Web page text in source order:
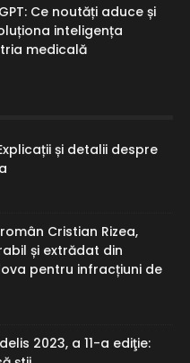
Ce noutăți aduce și
inteligența
medicală
și detalii despre
Cristian Rizea,
și extrădat din
pentru infracțiuni de
2023, a 11-a ediţie: